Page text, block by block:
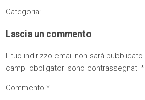
Categoria:
Lascia un commento
Il tuo indirizzo email non sarà pubblicato.
campi obbligatori sono contrassegnati*
Commento*